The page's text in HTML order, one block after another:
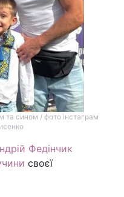
та сином / фото інстаграм
Федінчик
своєї